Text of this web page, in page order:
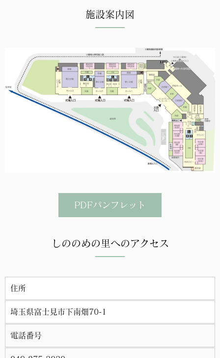
施設案内図
PDFパンフレット
しののめの里へのアクセス
住所
埼玉県富士見市下南畑70-1
電話番号